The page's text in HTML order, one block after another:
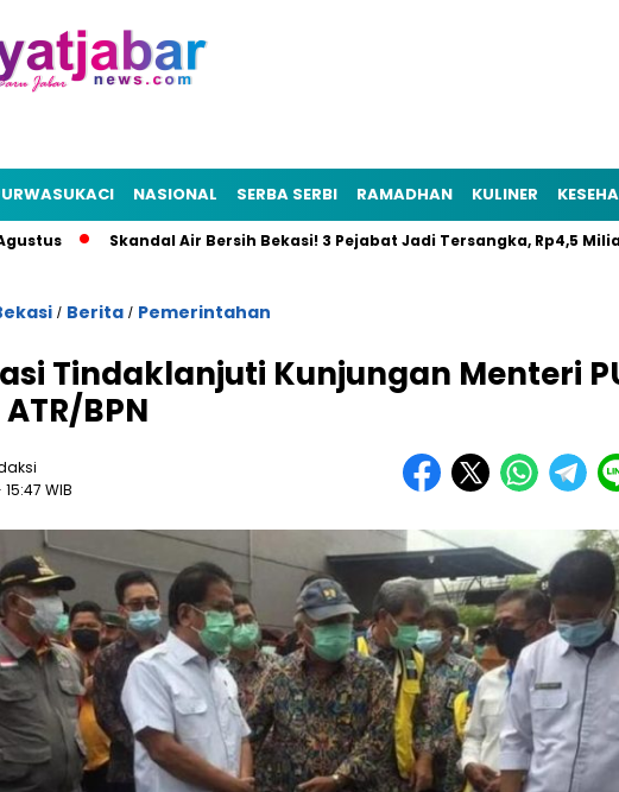
NASIONAL SERBA SERBI RAMADHAN KULINER
Skandal Air Bersih Bekasi! 3 Pejabat Jadi Tersangka, Rp4,5 Miliar
/ Berita / Pemerintahan
Tindaklanjuti Kunjungan Menteri
BPN
WIB